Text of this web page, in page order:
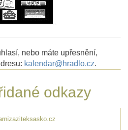
nebo máte upřesnění,
kalendar@hradlo.cz.
odkazy